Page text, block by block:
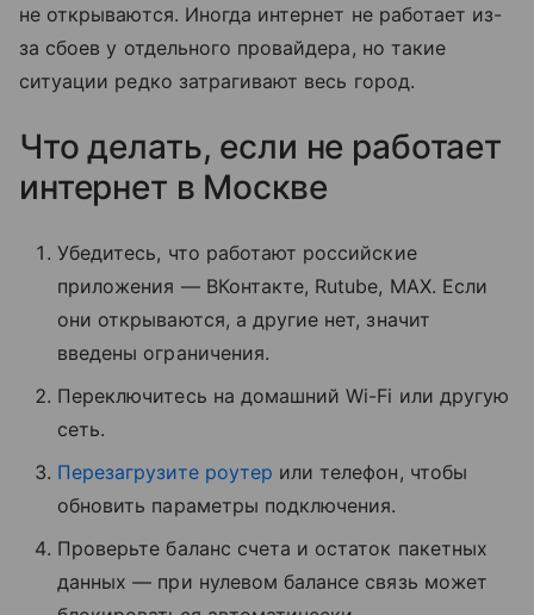
не открываются. Иногда интернет не работает из-
за сбоев у отдельного провайдера, но такие
ситуации редко затрагивают весь город.
Что делать, если не работает
интернет в Москве
Убедитесь, что работают российские
приложения — ВКонтакте, Rutube, MAX. Если
они открываются, а другие нет, значит
введены ограничения.
Переключитесь на домашний Wi-Fi или другую
сеть.
Перезагрузите роутер или телефон, чтобы
обновить параметры подключения.
Проверьте баланс счета и остаток пакетных
данных — при нулевом балансе связь может